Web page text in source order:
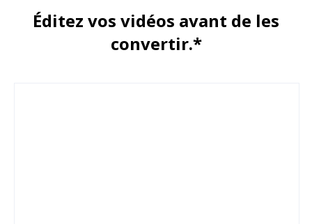
Éditez vos vidéos avant de les
convertir.*